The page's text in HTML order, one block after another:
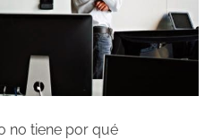
no tiene por qué